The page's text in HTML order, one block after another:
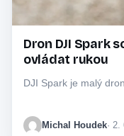
Dron DJI Spark
ovládat rukou
DJI Spark je malý
Michal Houdek·